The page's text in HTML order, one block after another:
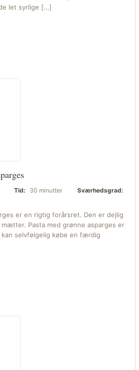
let syrlige […]
Tid: 30 minutter
Sværhedsgrad:
er en rigtig forårsret. Den er dejlig
Pasta med grønne asparges er
selvfølgelig købe en færdig